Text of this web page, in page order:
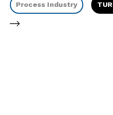
Process Industry